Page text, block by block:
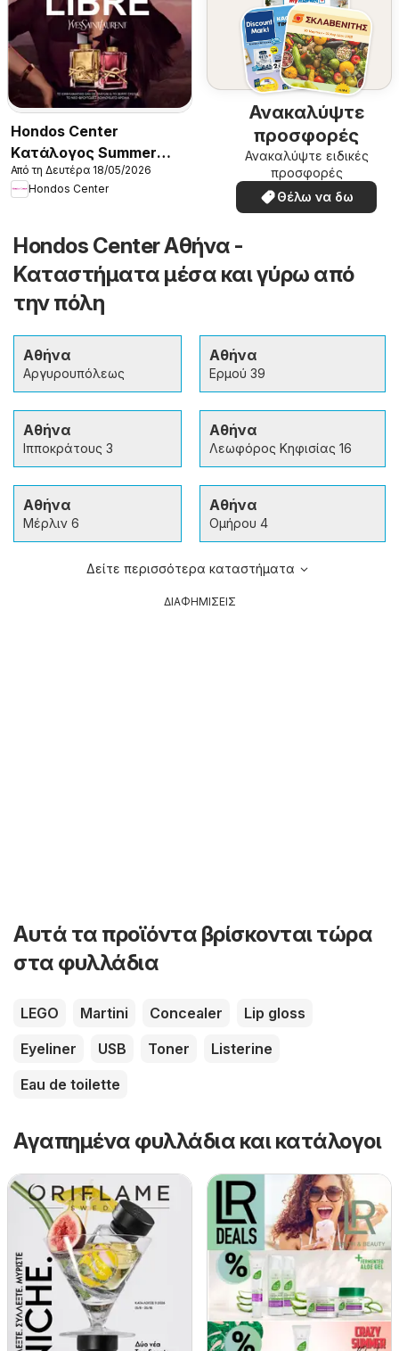
Hondos Center
Kατάλογος Summer
2026
Από τη Δευτέρα 18/05/2026
Hondos Center
Ανακαλύψτε
προσφορές
Ανακαλύψτε ειδικές
προσφορές
Θέλω να δω
Hondos Center Αθήνα -
Καταστήματα μέσα και γύρω από
την πόλη
Αθήνα
Αργυρουπόλεως
Αθήνα
Ερμού 39
Αθήνα
Ιπποκράτους 3
Αθήνα
Λεωφόρος Κηφισίας 16
Αθήνα
Μέρλιν 6
Αθήνα
Ομήρου 4
Δείτε περισσότερα καταστήματα
ΔΙΑΦΗΜΙΣΕΙΣ
Αυτά τα προϊόντα βρίσκονται τώρα
στα φυλλάδια
LEGO Martini Concealer
Lip gloss
Eyeliner
USB Toner
Listerine
Eau de toilette
Αγαπημένα φυλλάδια και κατάλογοι